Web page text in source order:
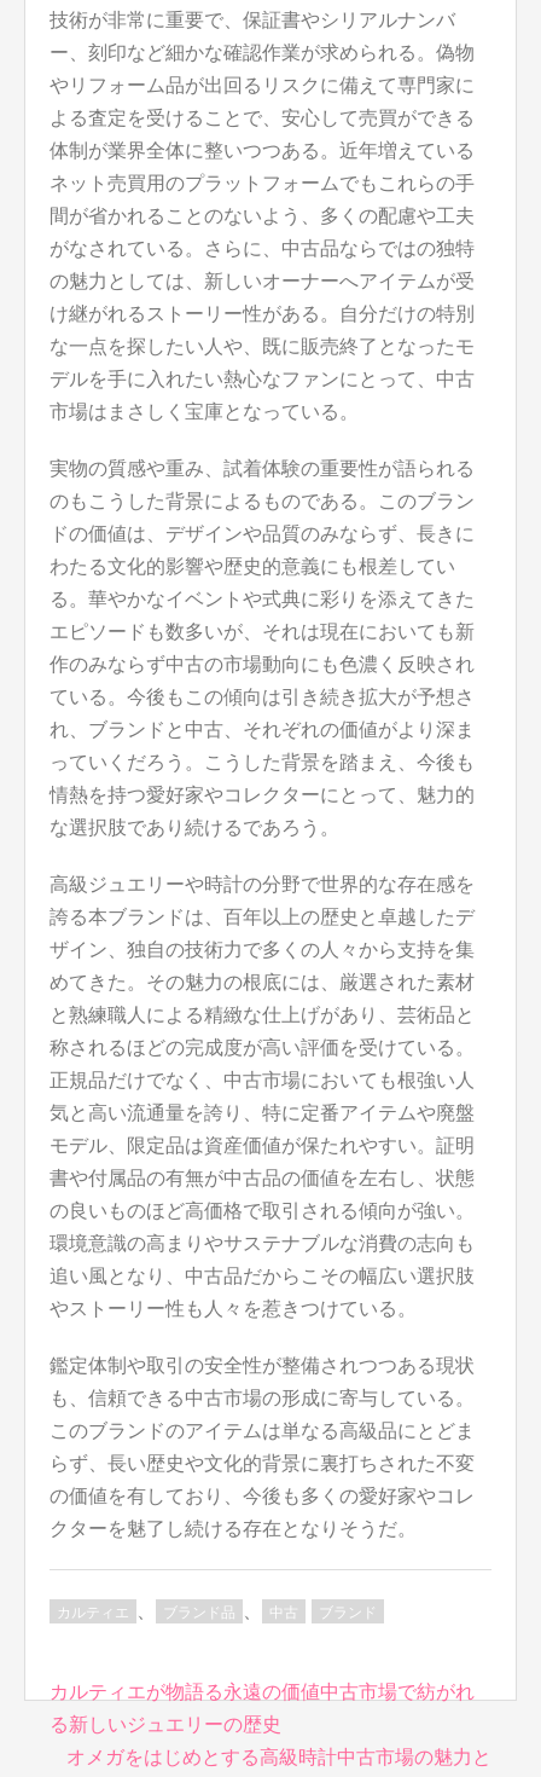
技術が非常に重要で、保証書やシリアルナンバ
ー、刻印など細かな確認作業が求められる。偽物
やリフォーム品が出回るリスクに備えて専門家に
よる査定を受けることで、安心して売買ができる
体制が業界全体に整いつつある。近年増えている
ネット売買用のプラットフォームでもこれらの手
間が省かれることのないよう、多くの配慮や工夫
がなされている。さらに、中古品ならではの独特
の魅力としては、新しいオーナーへアイテムが受
け継がれるストーリー性がある。自分だけの特別
な一点を探したい人や、既に販売終了となったモ
デルを手に入れたい熱心なファンにとって、中古
市場はまさしく宝庫となっている。
実物の質感や重み、試着体験の重要性が語られる
のもこうした背景によるものである。このブラン
ドの価値は、デザインや品質のみならず、長きに
わたる文化的影響や歴史的意義にも根差してい
る。華やかなイベントや式典に彩りを添えてきた
エピソードも数多いが、それは現在においても新
作のみならず中古の市場動向にも色濃く反映され
ている。今後もこの傾向は引き続き拡大が予想さ
れ、ブランドと中古、それぞれの価値がより深ま
っていくだろう。こうした背景を踏まえ、今後も
情熱を持つ愛好家やコレクターにとって、魅力的
な選択肢であり続けるであろう。
高級ジュエリーや時計の分野で世界的な存在感を
誇る本ブランドは、百年以上の歴史と卓越したデ
ザイン、独自の技術力で多くの人々から支持を集
めてきた。その魅力の根底には、厳選された素材
と熟練職人による精緻な仕上げがあり、芸術品と
称されるほどの完成度が高い評価を受けている。
正規品だけでなく、中古市場においても根強い人
気と高い流通量を誇り、特に定番アイテムや廃盤
モデル、限定品は資産価値が保たれやすい。証明
書や付属品の有無が中古品の価値を左右し、状態
の良いものほど高価格で取引される傾向が強い。
環境意識の高まりやサステナブルな消費の志向も
追い風となり、中古品だからこその幅広い選択肢
やストーリー性も人々を惹きつけている。
鑑定体制や取引の安全性が整備されつつある現状
も、信頼できる中古市場の形成に寄与している。
このブランドのアイテムは単なる高級品にとどま
らず、長い歴史や文化的背景に裏打ちされた不変
の価値を有しており、今後も多くの愛好家やコレ
クターを魅了し続ける存在となりそうだ。
カルティエ ブランド品 中古 ブランド
投
稿
ナ
カルティエが物語る永遠の価値中古市場で紡がれ
る新しいジュエリーの歴史
オメガをはじめとする高級時計中古市場の魅力と